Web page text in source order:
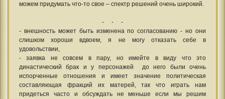
можем придумать что-то свое – спектр решений очень широкий.
- - -
- внешность может быть изменена по согласованию - но они
слишком хороши вдвоем, я не могу отказать себе в
удовольствии,
- заявка не совсем в пару, но имейте в виду что это
династический брак и у персонажей до него были очень
испорченные отношения и имеет значение политическая
составляющая фракций их матерей, так что играть нам
придеться часто и обсуждать не меньше если мы решим